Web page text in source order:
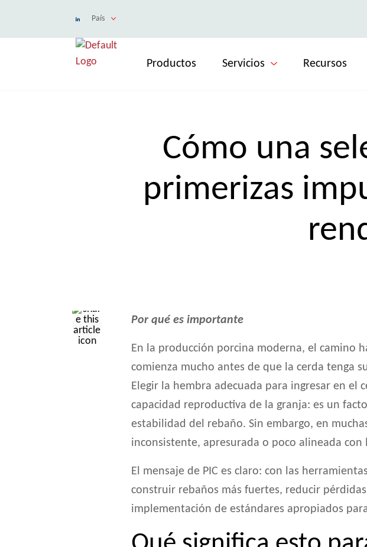
País
Productos Servicios Recursos
Cómo una
primerizas
Por qué es importante
En la producción porcina moderna, el camino
comienza mucho antes de que la cerda tenga
Elegir la hembra adecuada para ingresar en
capacidad reproductiva de la granja: es un
estabilidad del rebaño. Sin embargo, en
inconsistente, apresurada o poco alineada
El mensaje de PIC es claro: con las
construir rebaños más fuertes, reducir
implementación de estándares apropiados